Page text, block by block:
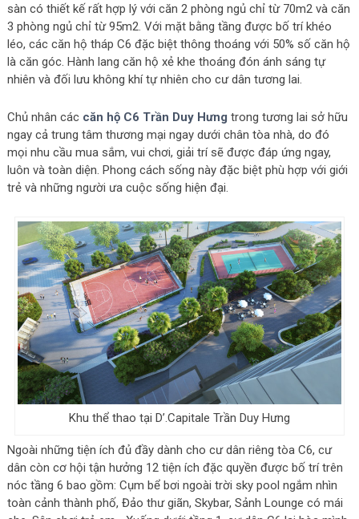
sàn có thiết kế rất hợp lý với căn 2 phòng ngủ chỉ từ 70m2 và căn
3 phòng ngủ chỉ từ 95m2. Với mặt bằng tầng được bố trí khéo
léo, các căn hộ tháp C6 đặc biệt thông thoáng với 50% số căn hộ
là căn góc. Hành lang căn hộ xẻ khe thoáng đón ánh sáng tự
nhiên và đối lưu không khí tự nhiên cho cư dân tương lai.
Chủ nhân các căn hộ C6 Trần Duy Hưng trong tương lai sở hữu
ngay cả trung tâm thương mại ngay dưới chân tòa nhà, do đó
mọi nhu cầu mua sắm, vui chơi, giải trí sẽ được đáp ứng ngay,
luôn và toàn diện. Phong cách sống này đặc biệt phù hợp với giới
trẻ và những người ưa cuộc sống hiện đại.
Khu thể thao tại D’.Capitale Trần Duy Hưng
Ngoài những tiện ích đủ đầy dành cho cư dân riêng tòa C6, cư
dân còn cơ hội tận hưởng 12 tiện ích đặc quyền được bố trí trên
nóc tầng 6 bao gồm: Cụm bể bơi ngoài trời sky pool ngắm nhìn
toàn cảnh thành phố, Đảo thư giãn, Skybar, Sảnh Lounge có mái